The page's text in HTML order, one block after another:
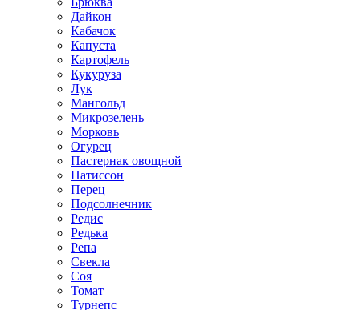
Дайкон
Кабачок
Капуста
Картофель
Кукуруза
Лук
Мангольд
Микрозелень
Морковь
Огурец
Пастернак овощной
Патиссон
Перец
Подсолнечник
Редис
Редька
Репа
Свекла
Соя
Томат
Турнепс